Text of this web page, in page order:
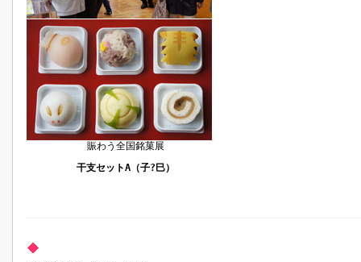
賑わう全国銘菓展
干支セットA（子?巳）